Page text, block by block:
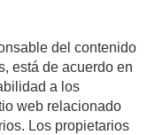
del contenido
está de acuerdo en
a los
web relacionado
Los propietarios